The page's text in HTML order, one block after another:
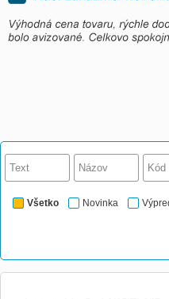
Všetko Novinka